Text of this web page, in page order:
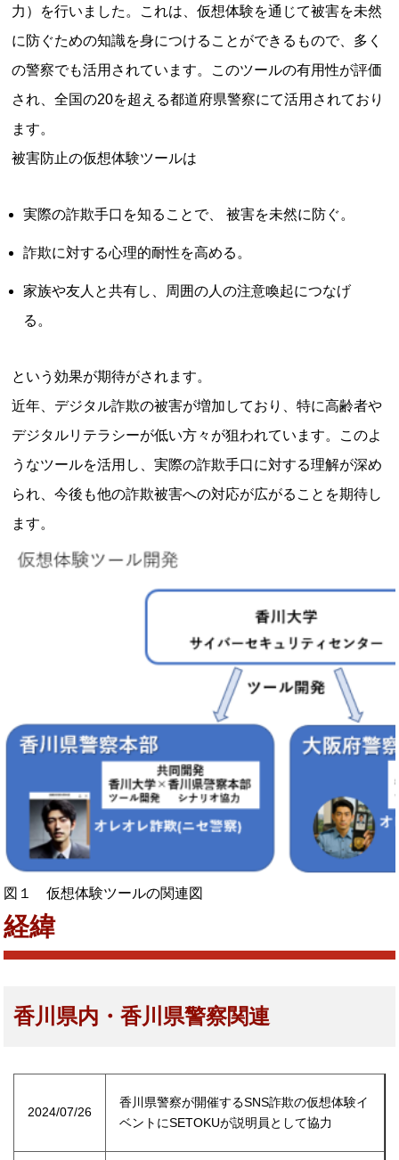
力）を行いました。これは、仮想体験を通じて被害を未然
に防ぐための知識を身につけることができるもので、多く
の警察でも活用されています。このツールの有用性が評価
され、全国の20を超える都道府県警察にて活用されており
ます。
被害防止の仮想体験ツールは
実際の詐欺手口を知ることで、 被害を未然に防ぐ。
詐欺に対する心理的耐性を高める。
家族や友人と共有し、周囲の人の注意喚起につなげ
る。
という効果が期待がされます。
近年、デジタル詐欺の被害が増加しており、特に高齢者や
デジタルリテラシーが低い方々が狙われています。このよ
うなツールを活用し、実際の詐欺手口に対する理解が深め
られ、今後も他の詐欺被害への対応が広がることを期待し
ます。
図１ 仮想体験ツールの関連図
経緯
香川県内・香川県警察関連
2024/07/26
香川県警察が開催するSNS詐欺の仮想体験イ
ベントにSETOKUが説明員として協力